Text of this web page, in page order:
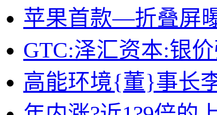
苹果首款—折叠屏
GTC:泽汇资本:银
高能环境{董}事长